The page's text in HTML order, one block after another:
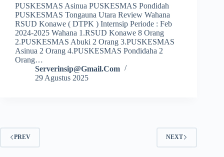
PUSKESMAS Asinua PUSKESMAS Pondidah
PUSKESMAS Tongauna Utara Review Wahana
RSUD Konawe ( DTPK ) Internsip Periode : Feb
2024-2025 Wahana 1.RSUD Konawe 8 Orang
2.PUSKESMAS Abuki 2 Orang 3.PUSKESMAS
Asinua 2 Orang 4.PUSKESMAS Pondidaha 2
Orang…
Serverinsip@gmail.com
29 Agustus 2025
PREV NEXT